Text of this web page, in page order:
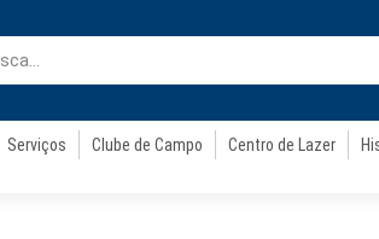
Serviços Clube de Campo Centro de Lazer